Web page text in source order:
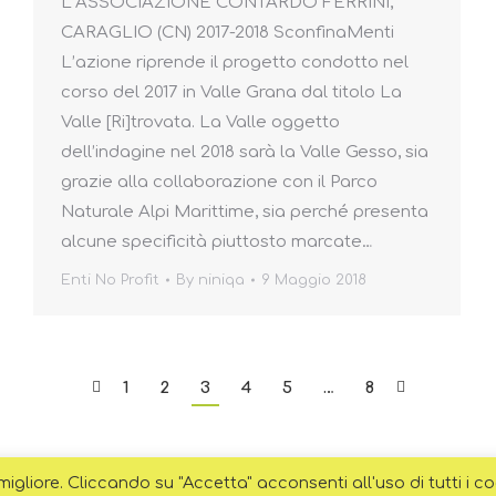
CARAGLIO (CN) 2017-2018 SconfinaMenti
L’azione riprende il progetto condotto nel
corso del 2017 in Valle Grana dal titolo La
Valle [Ri]trovata. La Valle oggetto
dell’indagine nel 2018 sarà la Valle Gesso, sia
grazie alla collaborazione con il Parco
Naturale Alpi Marittime, sia perché presenta
alcune specificità piuttosto marcate…
Enti No Profit By niniqa 9 Maggio 2018
1 2 3 4 5 … 8
Cliccando su "Accetta" acconsenti all'uso di tutti i